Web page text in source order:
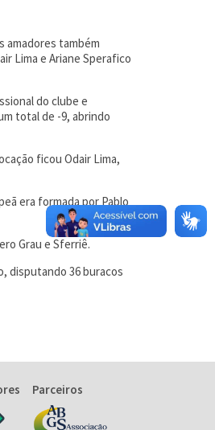
amadores também
Lima e Ariane Sperafico
do clube e
total de -9, abrindo
ficou Odair Lima,
era formada por Pablo
Grau e Sferriê.
disputando 36 buracos
Parceiros